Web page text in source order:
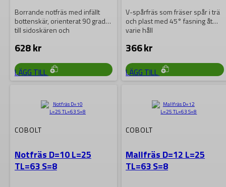
Borrande notfräs med infällt
bottenskär, orienterat 90 grader
till sidoskären och
vilket…
628kr
LÄGG TILL
V-spårfräs som fräser spår i trä
och plast med 45° fasning åt
varje håll
366kr
LÄGG TILL
COBOLT
Notfräs D=10 L=25
TL=63 S=8
COBOLT
Mallfräs D=12 L=25
TL=63 S=8